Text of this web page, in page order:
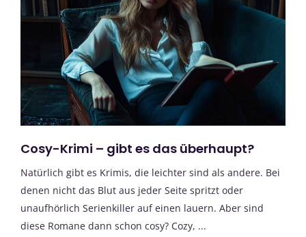
Cosy-Krimi – gibt es das überhaupt?
Natürlich gibt es Krimis, die leichter sind als andere. Bei
denen nicht das Blut aus jeder Seite spritzt oder
unaufhörlich Serienkiller auf einen lauern. Aber sind
diese Romane dann schon cosy? Cozy, ...